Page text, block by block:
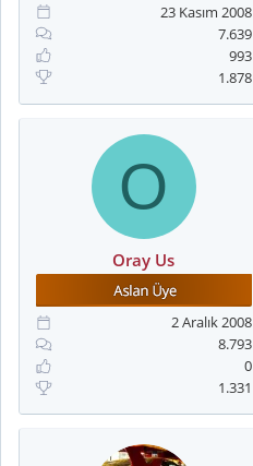
23 Kasım 2008
7.639
993
1.878
O
Oray Us
2 Aralık 2008
8.793
0
1.331